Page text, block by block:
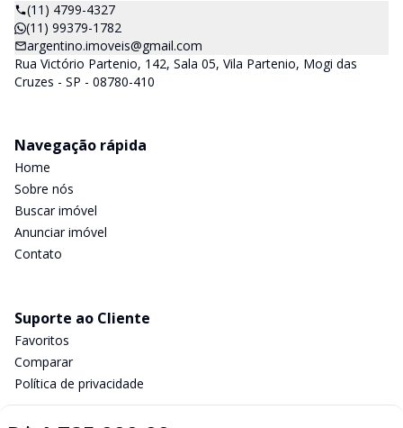
(11) 4799-4327
(11) 99379-1782
argentino.imoveis@gmail.com
Rua Victório Partenio, 142, Sala 05, Vila Partenio, Mogi das
Cruzes - SP - 08780-410
Navegação rápida
Home
Sobre nós
Buscar imóvel
Anunciar imóvel
Contato
Suporte ao Cliente
Favoritos
Comparar
Política de privacidade